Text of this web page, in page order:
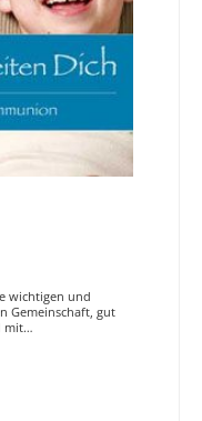
wichtigen und
Gemeinschaft, gut
mit